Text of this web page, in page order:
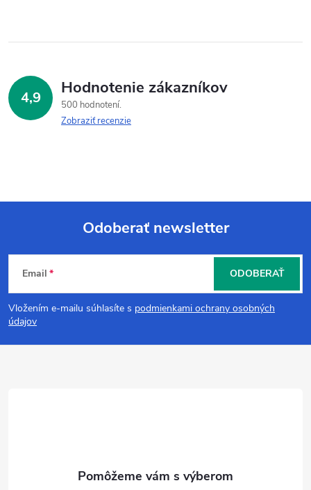
4,9 Hodnotenie zákazníkov
500 hodnotení
Zobraziť recenzie
Z
á
p
Odoberať newsletter
Email
Vložením e-mailu súhlasíte s podmienkami ochrany osobných
údajov
ODOBERAŤ